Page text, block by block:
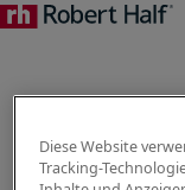
Diese Website
Tracking-